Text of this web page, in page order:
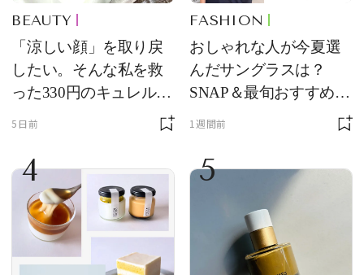
BEAUTY
「涼しい顔」を取り戻
したい。そんな私を救
った330円のキュレル名
5日前
FASHION
おしゃれな人が今夏選
んだサングラスは？
SNAP＆最旬おすすめサ
1週間前
4 5